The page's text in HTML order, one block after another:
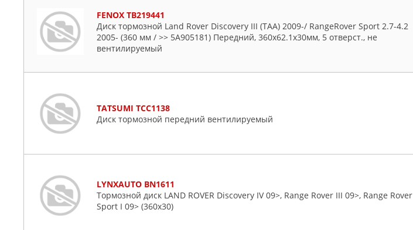
FENOX TB219441
Диск тормозной Land Rover Discovery III (TAA) 2009-/ RangeRover Sport 2.7-4.2
2005- (360 мм / >> 5A905181) Передний, 360x62.1x30мм, 5 отверст., не
вентилируемый
TATSUMI TCC1138
Диск тормозной передний вентилируемый
LYNXAUTO BN1611
Тормозной диск LAND ROVER Discovery IV 09>, Range Rover III 09>, Range Rover
Sport I 09> (360x30)